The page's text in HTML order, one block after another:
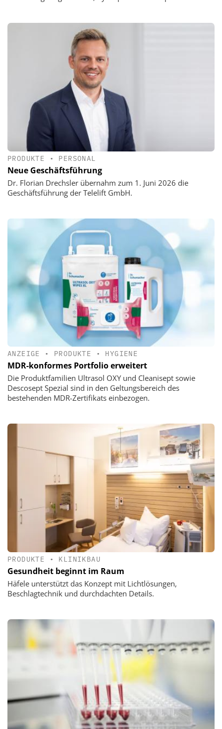
PRODUKTE • PERSONAL
Neue Geschäftsführung
Dr. Florian Drechsler übernahm zum 1. Juni 2026 die
Geschäftsführung der Telelift GmbH.
ANZEIGE • PRODUKTE • HYGIENE
MDR-konformes Portfolio erweitert
Die Produktfamilien Ultrasol OXY und Cleanisept sowie
Descosept Spezial sind in den Geltungsbereich des
bestehenden MDR-Zertifikats einbezogen.
PRODUKTE • KLINIKBAU
Gesundheit beginnt im Raum
Häfele unterstützt das Konzept mit Lichtlösungen,
Beschlagtechnik und durchdachten Details.